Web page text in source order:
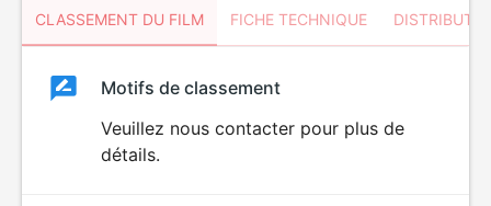
CLASSEMENT DU FILM FICHE TECHNIQUE
ClassementClassement
Motifs de classement
Veuillez nous contacter pour plus de
détails.